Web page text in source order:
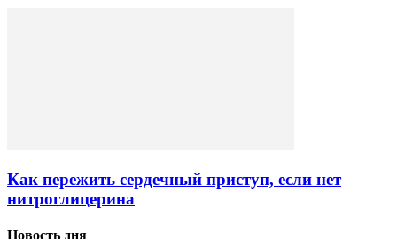
Как пережить сердечный приступ, если нет
нитроглицерина
Новость дня